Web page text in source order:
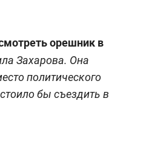
орешник в
Захарова. Она
политического
бы съездить в